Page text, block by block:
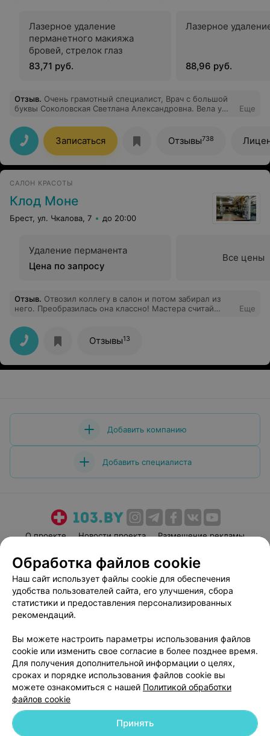
Лазерное удаление
перманетного макияжа
бровей, стрелок глаз
83,71 руб.
Лазерное
88,96 руб.
Отзыв. Очень грамотный специалист, Врач с большой
буквы Соколовская Светлана Александровна. Вела у
точное, благодаря которому сумела сохранить
ребенка. Большой поклон от моей семьи, от меня и
маленького чуда, которая родилась здоровой, хотя
было много вопросов по вынашиванию.
Еще
Записаться Отзывы738
САЛОН КРАСОТЫ
Клод Моне
Брест, ул. Чкалова, 7 до 20:00
Удаление перманента
Цена по запросу
Все цены
Отзыв. Отвозил коллегу в салон и потом забирал из
него. Преобразилась она классно! Мастера считай
Персонал вежливый, в салоне уютно. Только с
парковкой небольшой напряг, но не критично. И
вкусным кофе угощают)).
Еще
Отзывы13
Добавить компанию
Добавить специалиста
О проекте Новости проекта
Размещение рекламы
Пользовательское соглашение
Способы оплаты
Вакансии
Партнеры
Написать руководителю 103.by
Персональные настройки cookie
Обработка персональных данных
Обработка файлов cookie
Наш сайт использует файлы cookie для обеспечения
удобства пользователей сайта, его улучшения, сбора
статистики и предоставления персонализированных
рекомендаций.
Вы можете настроить параметры использования файлов
cookie или изменить свое согласие в более позднее время.
Для получения дополнительной информации о целях,
сроках и порядке использования файлов cookie вы
можете ознакомиться с нашей Политикой обработки
файлов cookie
Принять